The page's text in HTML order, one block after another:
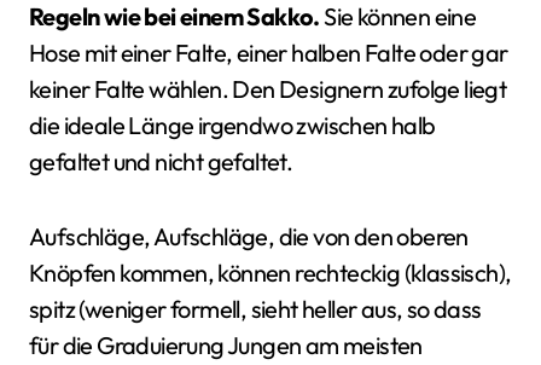
Regeln wie bei einem Sakko.Sie können eine
Hose mit einer Falte, einer halben Falte oder gar
keiner Falte wählen. Den Designern zufolge liegt
die ideale Länge irgendwo zwischen halb
gefaltet und nicht gefaltet.
Aufschläge, Aufschläge, die von den oberen
Knöpfen kommen, können rechteckig (klassisch),
spitz (weniger formell, sieht heller aus, so dass
für die Graduierung Jungen am meisten